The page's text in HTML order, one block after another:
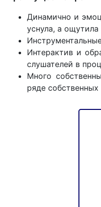
Динамично и
уснула, а
Интерактив и
слушателей в
Много
ряде